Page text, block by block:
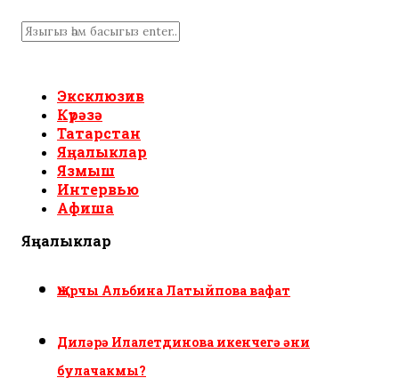
Эксклюзив
Күрәзә
Татарстан
Яңалыклар
Язмыш
Интервью
Афиша
Яңалыклар
Җырчы Альбина Латыйпова вафат
Диләрә Илалетдинова икенчегә әни
булачакмы?